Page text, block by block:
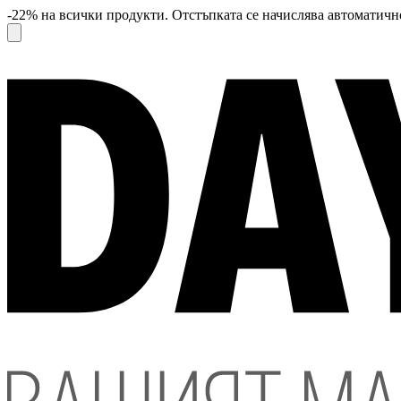
-22% на всички продукти. Отстъпката се начислява